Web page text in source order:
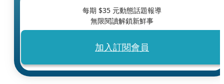
每期 $35 元動態話題報導
無限閱讀解鎖新鮮事
加入訂閱會員